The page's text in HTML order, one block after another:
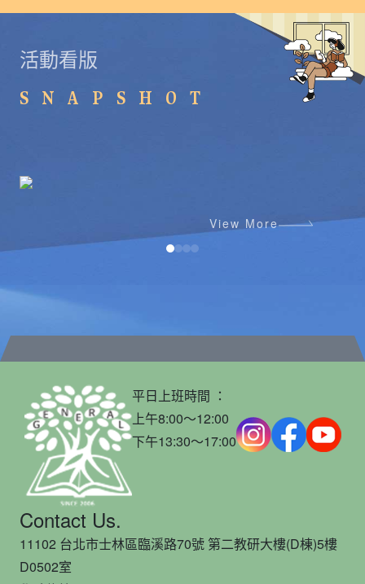
活動看版
SNAPSHOT
View More
平日上班時間 ：
上午8:00～12:00
下午13:30～17:00
Contact Us.
11102 台北市士林區臨溪路70號 第二教研大樓(D棟)5樓
D0502室